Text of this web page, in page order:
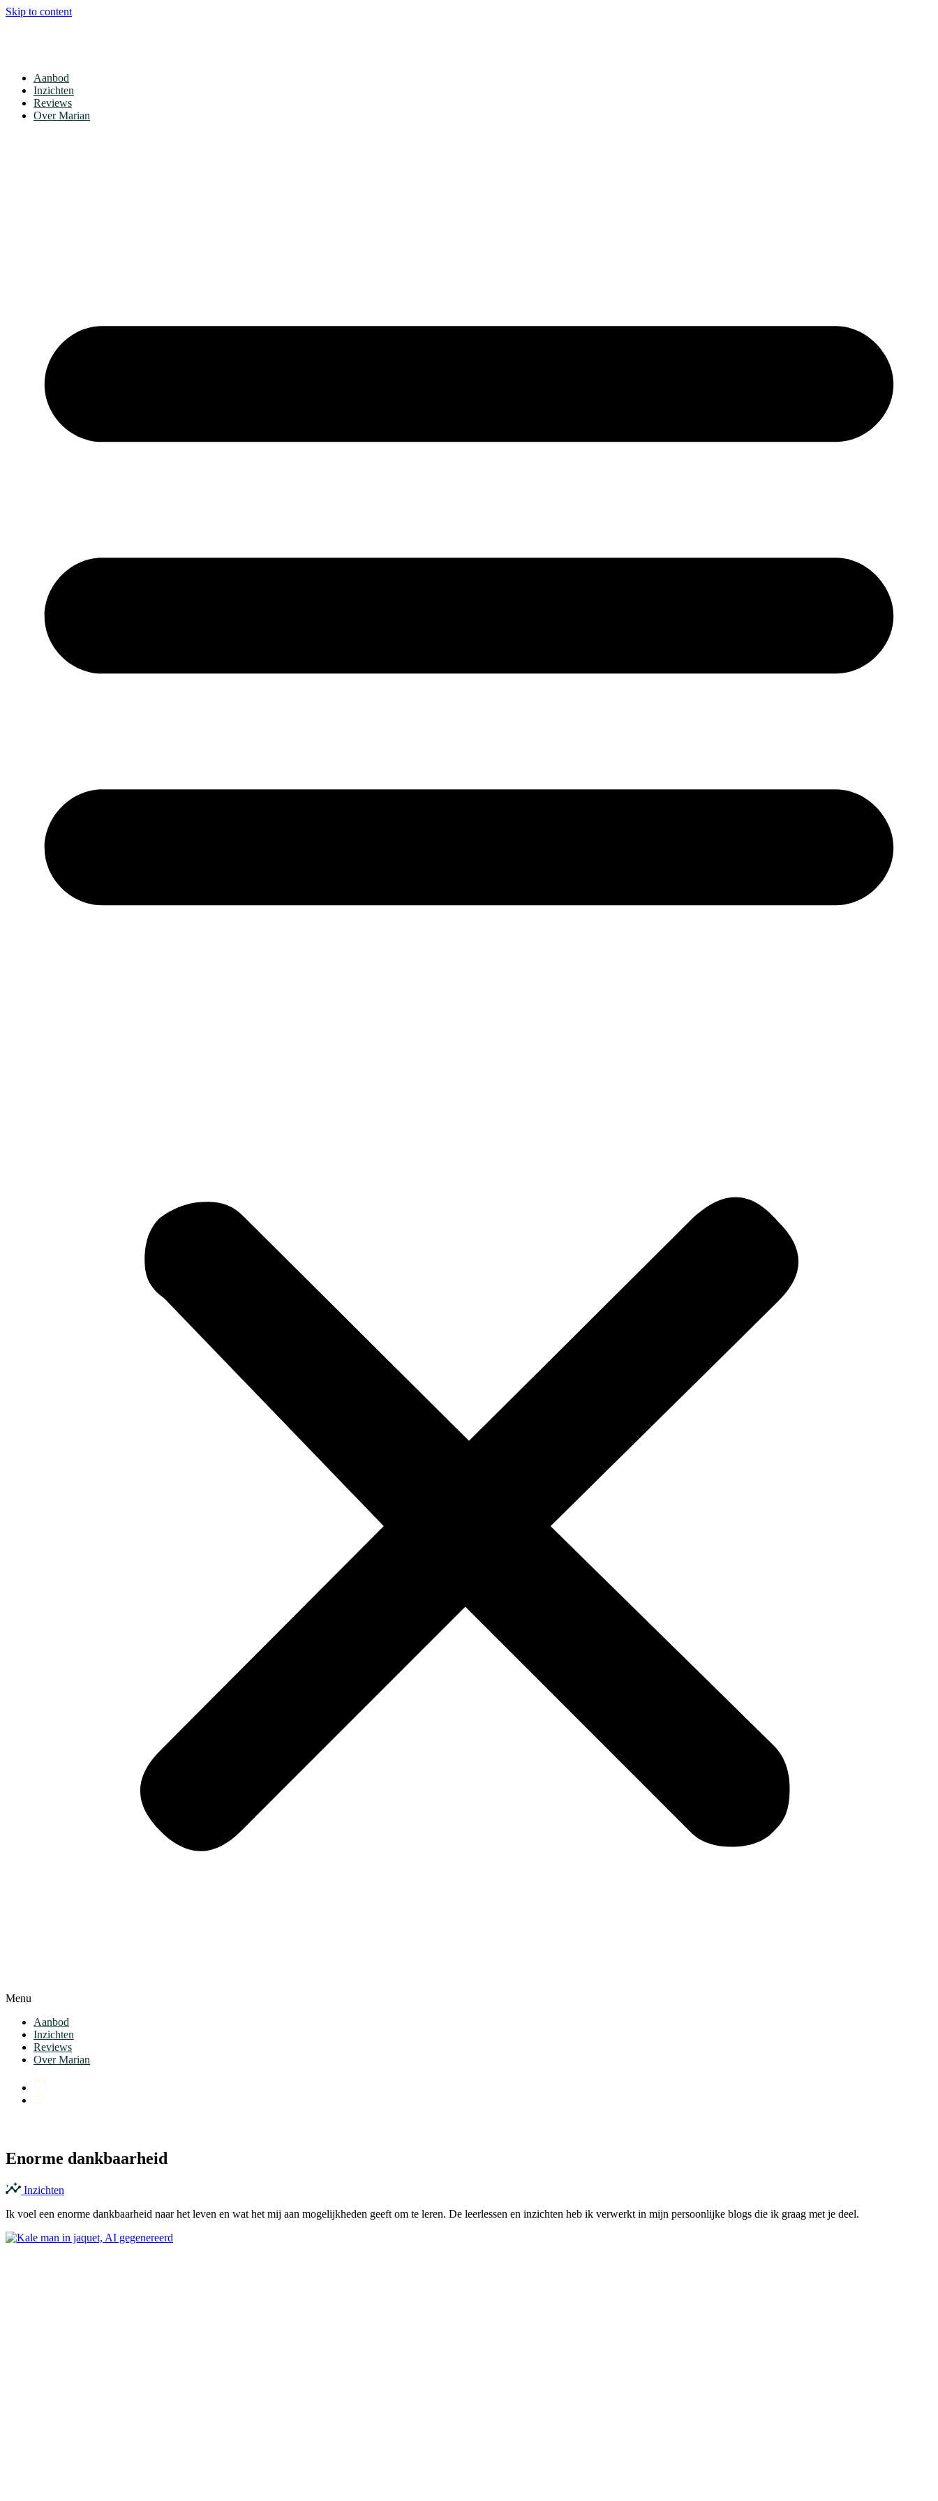
Skip to content
Aanbod
Inzichten
Reviews
Over Marian
Menu
Aanbod
Inzichten
Reviews
Over Marian
Enorme dankbaarheid
Inzichten
Ik voel een enorme dankbaarheid naar het leven en wat het mij aan mogelijkheden geeft om te leren. De leerlessen en inzichten heb ik verwerkt in mijn persoonlijke blogs die ik graag met je deel.